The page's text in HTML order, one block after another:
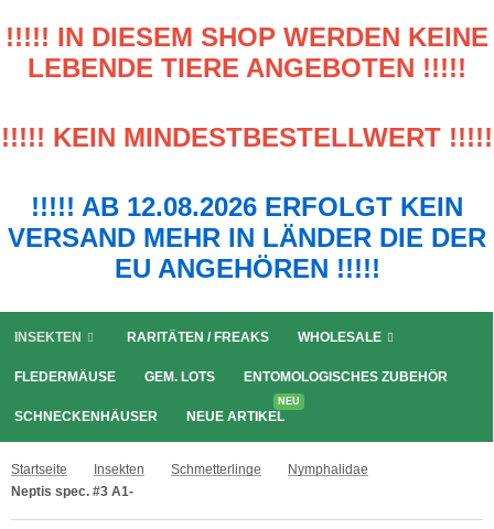
!!!!! IN DIESEM SHOP WERDEN KEINE
LEBENDE TIERE ANGEBOTEN !!!!!
!!!!! KEIN MINDESTBESTELLWERT !!!!!
!!!!! AB 12.08.2026 ERFOLGT KEIN
VERSAND MEHR IN LÄNDER DIE DER
EU ANGEHÖREN !!!!!
INSEKTEN RARITÄTEN / FREAKS WHOLESALE
FLEDERMÄUSE GEM. LOTS ENTOMOLOGISCHES ZUBEHÖR
SCHNECKENHÄUSER NEUE ARTIKEL
NEU
Startseite Insekten Schmetterlinge
Nymphalidae
Neptis spec. #3 A1-